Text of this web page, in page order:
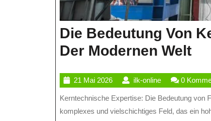
Die Bedeutung Von
Der Modernen WeltDie
21 Mai 202621
Mai
2026
ilk-onlineilk-
online
0
Kerntechnische Expertise: Die Bedeutung von Fachwissen in der Kerntechnologie Die Kerntechnologie ist ein
komplexes und vielschichtiges Feld, das ein